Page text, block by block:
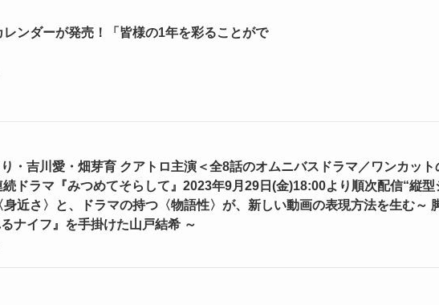
レンダーが発売！「皆様の1年を彩ることがで
・吉川愛・畑芽育 クアトロ主演＜全8話のオムニバスドラマ／ワンカット
ドラマ『みつめてそらして』2023年9月29日(金)18:00より順次配信“縦型
身近さ〉と、ドラマの持つ〈物語性〉が、新しい動画の表現方法を生む～
ナイフ』を手掛けた山戸結希 ～